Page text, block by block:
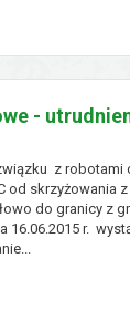
-
z robotami
od skrzyżowania
do granicy z
16.06.2015 r.